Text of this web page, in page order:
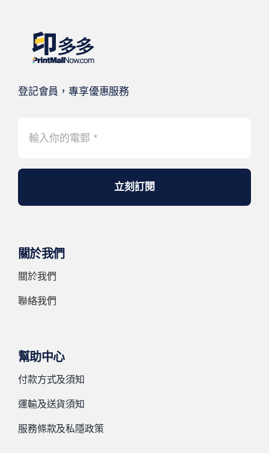
登記會員，專享優惠服務
立刻訂閱
關於我們
關於我們
聯絡我們
幫助中心
付款方式及須知
運輸及送貨須知
服務條款及私隱政策